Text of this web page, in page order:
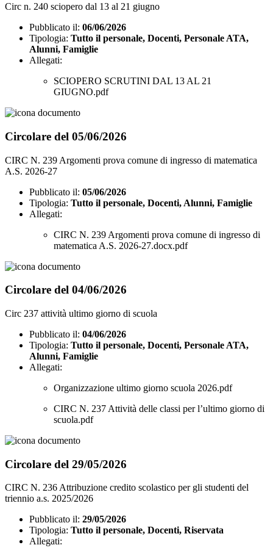
Circ n. 240 sciopero dal 13 al 21 giugno
Pubblicato il: 06/06/2026
Tipologia: Tutto il personale, Docenti, Personale ATA,
Alunni, Famiglie
Allegati:
SCIOPERO SCRUTINI DAL 13 AL 21
GIUGNO.pdf
Circolare del 05/06/2026
CIRC N. 239 Argomenti prova comune di ingresso di matematica
A.S. 2026-27
Pubblicato il: 05/06/2026
Tipologia: Tutto il personale, Docenti, Alunni, Famiglie
Allegati:
CIRC N. 239 Argomenti prova comune di ingresso di
matematica A.S. 2026-27.docx.pdf
Circolare del 04/06/2026
Circ 237 attività ultimo giorno di scuola
Pubblicato il: 04/06/2026
Tipologia: Tutto il personale, Docenti, Personale ATA,
Alunni, Famiglie
Allegati:
Organizzazione ultimo giorno scuola 2026.pdf
CIRC N. 237 Attività delle classi per l’ultimo giorno di
scuola.pdf
Circolare del 29/05/2026
CIRC N. 236 Attribuzione credito scolastico per gli studenti del
triennio a.s. 2025/2026
Pubblicato il: 29/05/2026
Tipologia: Tutto il personale, Docenti, Riservata
Allegati: